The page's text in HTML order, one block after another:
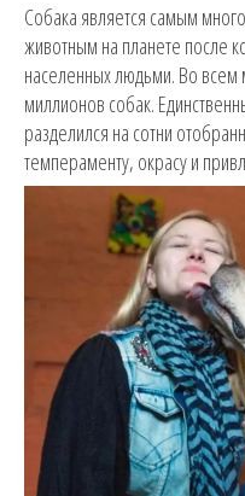
Собака является самым
животным на планете после
населенных людьми. Во всем
миллионов собак.
разделился на сотни
темпераменту, окрасу и